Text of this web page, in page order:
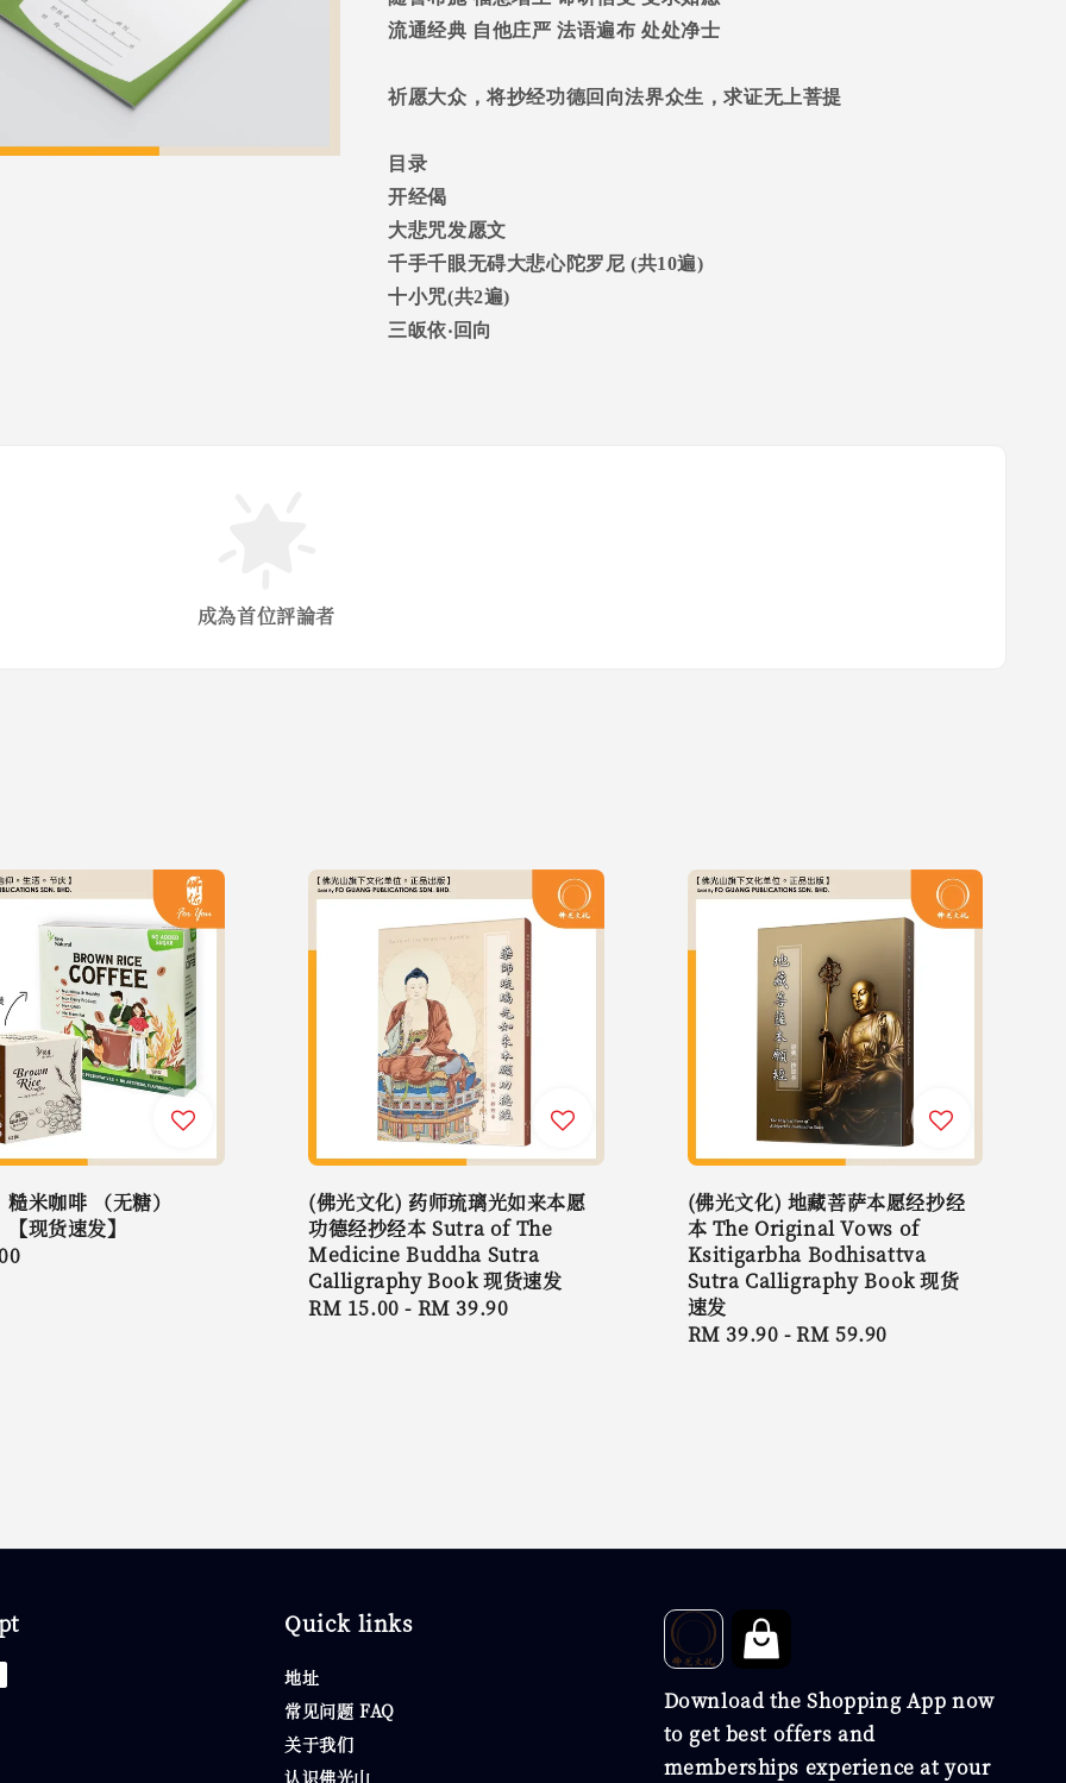
流通经典 自他庄严 法语遍布 处处净士
祈愿大众，将抄经功德回向法界众生，求证无上菩提
目录
开经偈
大悲咒发愿文
千手千眼无碍大悲心陀罗尼 (共10遍)
十小咒(共2遍)
三皈依‧ 回向
成為首位評論者
米咖啡 （无糖）
现货速发】
(佛光文化) 药师琉璃光如来本愿
功德经抄经本 Sutra of The
Medicine Buddha Sutra
Calligraphy Book 现货速发
Regular
RM 15.00 - RM 39.90
(佛光文化) 地藏菩萨本愿经抄经
本 The Original Vows of
Ksitigarbha Bodhisattva
Sutra Calligraphy Book 现货
速发
Regular
RM 39.90 -RM 59.90
Quick links
地址
常见问题 FAQ
关于我们
认识佛光山
Download the Shopping App now
to get best offers and
memberships experience at your